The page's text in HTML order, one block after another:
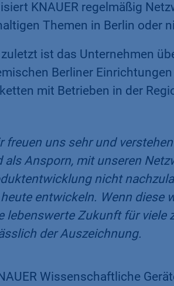
KNAUER regelmäßig
Themen in Berlin oder
ist das Unternehmen
Berliner
mit Betrieben in der
freuen uns sehr und
als Ansporn, mit unseren
nicht
entwickeln. Wenn diese
lebenswerte Zukunft für viele
der Auszeichnung.​
Wissenschaftliche